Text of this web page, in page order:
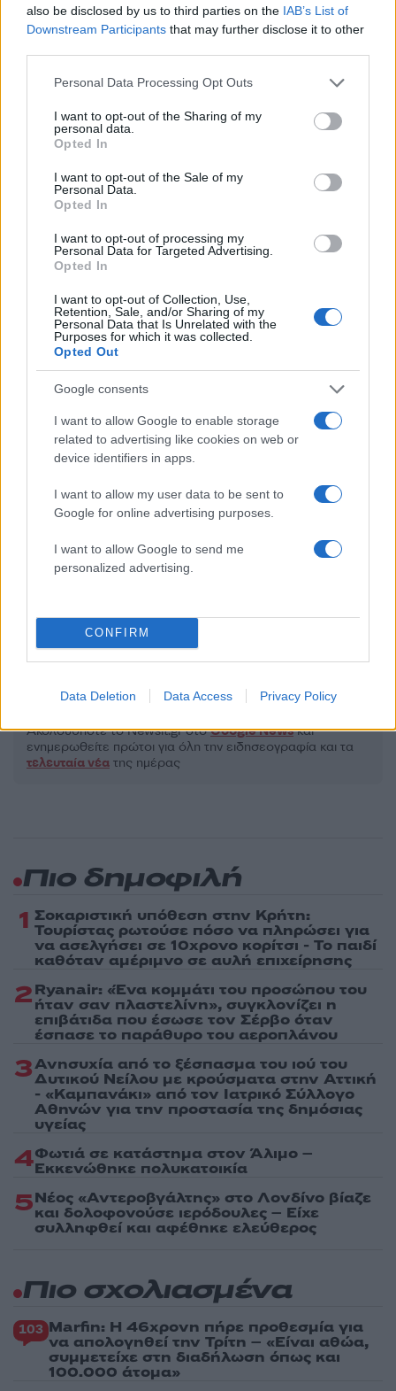
also be disclosed by us to third parties on the IAB’s List of
Downstream Participants that may further disclose it to other
Please note that this website/app uses one or more Google
not limited to your visit or usage behaviour. You may click to
grant or deny consent to Google and its third-party tags to
use your data for below specified purposes in below Google
consent section.
Personal Data Processing Opt Outs
I want to opt-out of the Sharing of my
personal data.
Opted In
I want to opt-out of the Sale of my
Personal Data.
Opted In
I want to opt-out of processing my
Personal Data for Targeted Advertising.
Opted In
I want to opt-out of Collection, Use,
Retention, Sale, and/or Sharing of my
Personal Data that Is Unrelated with the
Purposes for which it was collected.
Opted Out
Google consents
I want to allow Google to enable storage
related to advertising like cookies on web or
device identifiers in apps.
I want to allow my user data to be sent to
Google for online advertising purposes.
I want to allow Google to send me
personalized advertising.
CONFIRM
Data Deletion Data Access Privacy Policy
Σχόλια
Σχολίασε εδώ
Υποβολή σχολίου
ΔΙΑΡΡΗΚΤΕΣ
Share:
Ακολουθήστε το Νewsit.gr στοGoogle Newsκαι
ενημερωθείτε πρώτοι για όλη την ειδησεογραφία και τα
τελευταία νέα της ημέρας
διέσωσε ανθρώπινες ζωές
από την καταστροφική
φωτιά στην Αττικοβοιωτία
απομακρύνθηκαν διά
θαλάσσης
4χρονος βρέθηκε
σε πισίνα
Πιο δημοφιλή
1 Σοκαριστική υπόθεση στην Κρήτη:
Τουρίστας ρωτούσε πόσο να πληρώσει για
να ασελγήσει σε 10χρονο κορίτσι - Το παιδί
καθόταν αμέριμνο σε αυλή επιχείρησης
2Ryanair: «Ένα κομμάτι του προσώπου του
ήταν σαν πλαστελίνη», συγκλονίζει η
επιβάτιδα που έσωσε τον Σέρβο όταν
έσπασε το παράθυρο του αεροπλάνου
3Ανησυχία από το ξέσπασμα του ιού του
Δυτικού Νείλου με κρούσματα στην Αττική
- «Καμπανάκι» από τον Ιατρικό Σύλλογο
Αθηνών για την προστασία της δημόσιας
υγείας
4Φωτιά σε κατάστημα στον Άλιμο –
Εκκενώθηκε πολυκατοικία
5Νέος «Αντεροβγάλτης» στο Λονδίνο βίαζε
και δολοφονούσε ιερόδουλες – Είχε
συλληφθεί και αφέθηκε ελεύθερος
Πιο σχολιασμένα
103 Marfin: Η 46χρονη πήρε προθεσμία για
να απολογηθεί την Τρίτη – «Είναι αθώα,
συμμετείχε στη διαδήλωση όπως και
100.000 άτομα»